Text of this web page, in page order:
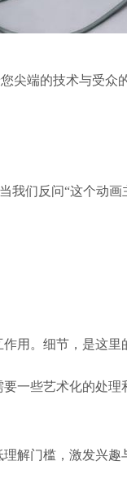
尖端的技术与受众
我们反问“这个动
用。细节，是这里
一些艺术化的处理
解门槛，激发兴趣